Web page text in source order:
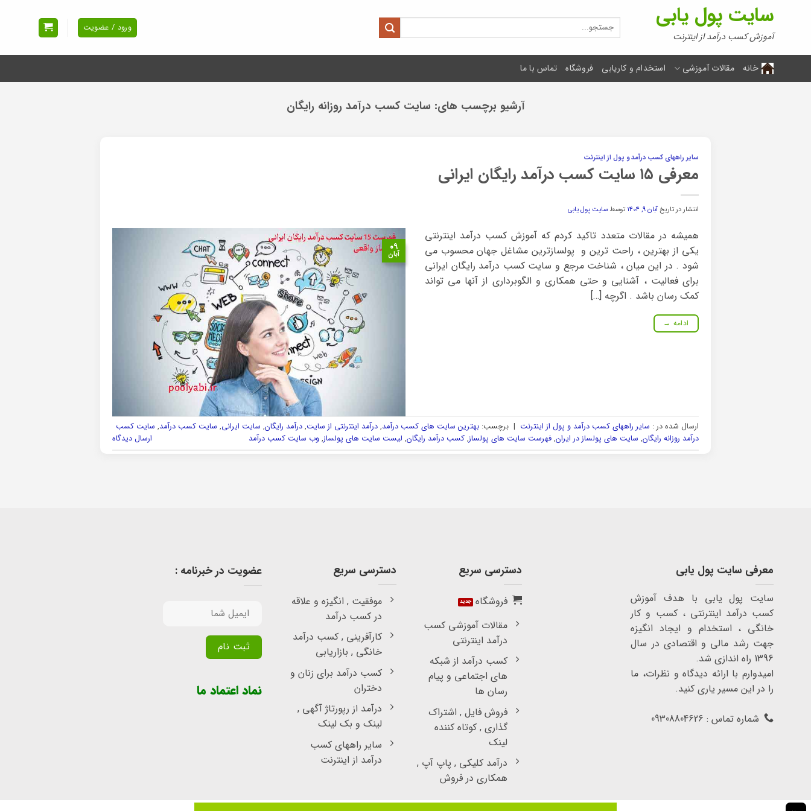
سایت پول یابی
آموزش کسب درآمد از اینترنت
جستجو
برای:
ورود / عضویت
خانه مقالات آموزشی استخدام و کاریابی فروشگاه تماس با ما
آرشیو برچسب های: سایت کسب درآمد روزانه رایگان
سایر راههای کسب درآمد و پول از اینترنت
معرفی ۱۵ سایت کسب درآمد رایگان ایرانی
انتشار در تاریخآبان ۹, ۱۴۰۴ توسطسایت پول یابی
۰۹
آبان
همیشه در مقالات متعدد تاکید کردم که آموزش کسب درآمد اینترنتی
یکی از بهترین ، راحت ترین و پولسازترین مشاغل جهان محسوب می
شود . در این میان ، شناخت مرجع و سایت کسب درآمد رایگان ایرانی
برای فعالیت ، آشنایی و حتی همکاری و الگوبرداری از آنها می تواند
کمک رسان باشد . اگرچه […]
ادامه →
ارسال شده در : سایر راههای کسب درآمد و پول از اینترنت | برچسب:بهترین سایت های کسب درآمد,درآمد اینترنتی از سایت,درآمد رایگان, سایت ایرانی, سایت کسب درآمد, سایت کسب
درآمد روزانه رایگان, سایت های پولساز در ایران,فهرست سایت های پولساز,کسب درآمد رایگان, لیست سایت های پولساز,وب سایت کسب درآمد ارسال دیدگاه
معرفی سایت پول یابی
سایت پول یابی با هدف آموزش
کسب درآمد اینترنتی ، کسب و کار
خانگی ، استخدام و ایجاد انگیزه
جهت رشد مالی و اقتصادی در سال
1396 راه اندازی شد.
امیدوارم با ارائه دیدگاه و نظرات، ما
را در این مسیر یاری کنید.
شماره تماس : 09308804626
دسترسی سریع
فروشگاه
مقالات آموزشی کسب
درآمد اینترنتی
کسب درآمد از شبکه
های اجتماعی و پیام
رسان ها
فروش فایل , اشتراک
گذاری , کوتاه کننده
لینک
درآمد کلیکی , پاپ آپ ,
همکاری در فروش
دسترسی سریع
موفقیت , انگیزه و علاقه
در کسب درآمد
کارآفرینی , کسب درآمد
خانگی , بازاریابی
کسب درآمد برای زنان و
دختران
درآمد از رپورتاژ آگهی ,
لینک و بک لینک
سایر راههای کسب
درآمد از اینترنت
عضویت در خبرنامه :
نماد اعتماد ما